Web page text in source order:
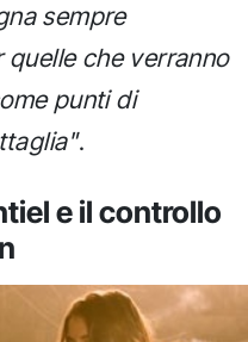
sempre
che verranno
punti di
.
e il controllo